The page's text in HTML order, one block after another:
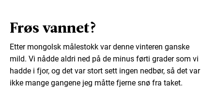
Frøs vannet?
Etter mongolsk målestokk var denne vinteren ganske
mild. Vi nådde aldri ned på de minus førti grader som vi
hadde i fjor, og det var stort sett ingen nedbør, så det var
ikke mange gangene jeg måtte fjerne snø fra taket.